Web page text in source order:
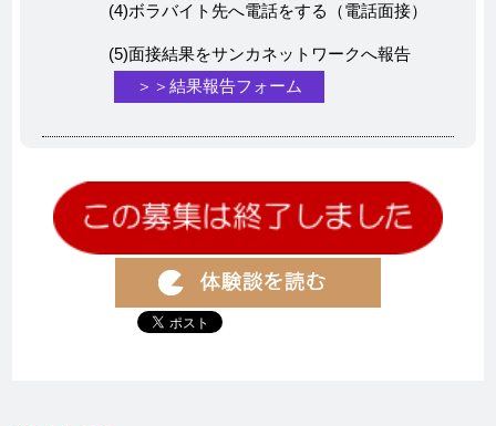
(4)ボラバイト先へ電話をする（電話面接）
(5)面接結果をサンカネットワークへ報告
＞＞結果報告フォーム